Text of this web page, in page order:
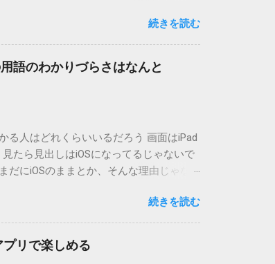
）※0.6.3を公開しています。まだ心配な
める方は0.5.3を、新版の機能が必要な方
のバージョンに、エントリーが重複登録
ートを強くお勧めしてます。 mail-
い。 （Windowsから解凍したフォルダ
が含まれていますが、関係ありません
ZIP圧縮してまとめてあります。いまの
してください。バージョンが古い場合は
パッチが正常に当てられるかどうかのチ
し、設置方法は後述します。 使い方 メ
を、それぞれ<>（半角文字）で囲って指
作っておく必要があります。 <extend>
続きを読む
語のわかりづらさはなんと
る人はどれくらいいるだろう 画面はiPad
たら見出しはiOSになってるじゃないで
にiOSのままとか、そんな理由じゃな
については、以下のWebサイトをご覧く
ツ…？ こんなブログをやっている私でも
んだ結果、アップデートをしない人も出
、分からないけどやってみる人よりも、
続きを読む
リで楽しめる